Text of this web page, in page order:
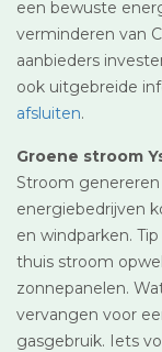
een bewuste
verminderen van
aanbieders
ook uitgebreide
afsluiten.
Groene stroom
Stroom genereren
energiebedrijven
en windparken.
thuis stroom
zonnepanelen.
vervangen voor
gasgebruik. Iets